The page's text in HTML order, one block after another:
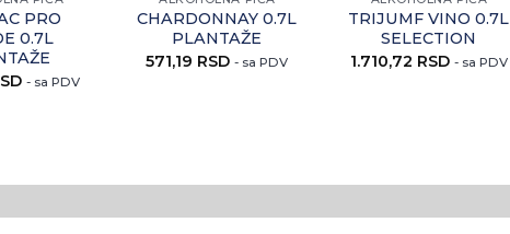
PRO
0.7L
- sa PDV
CHARDONNAY 0.7L
PLANTAŽE
571,19 RSD - sa PDV
TRIJUMF VINO 0.7L
SELECTION
1.710,72 RSD - sa PDV